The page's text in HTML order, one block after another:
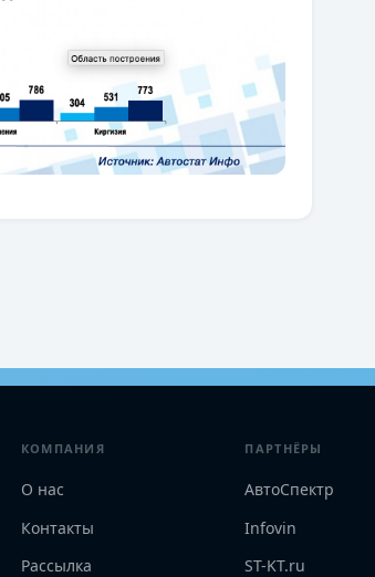
КОМПАНИЯ
О нас
Контакты
Рассылка
ПАРТНЁРЫ
АвтоСпектр
Infovin
ST-KT.ru